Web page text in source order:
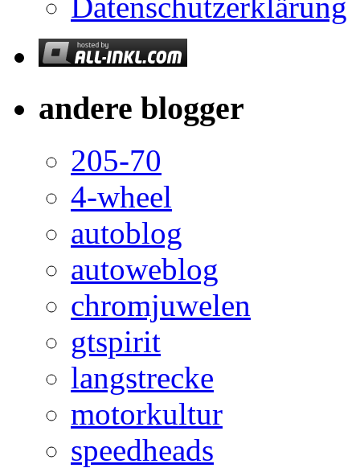
Datenschutzerklärung
andere blogger
205-70
4-wheel
autoblog
autoweblog
chromjuwelen
gtspirit
langstrecke
motorkultur
speedheads